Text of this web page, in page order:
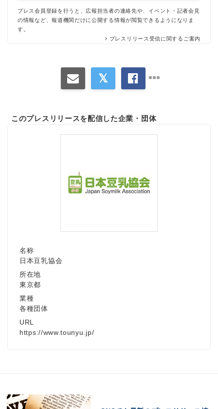
プレス会員登録を行うと、広報担当者の連絡先や、イベント・記者会見
の情報など、報道機関だけに公開する情報が閲覧できるようになりま
す。
プレスリリース受信に関するご案内
このプレスリリースを配信した企業・団体
名称
日本豆乳協会
所在地
東京都
業種
各種団体
URL
https://www.tounyu.jp/